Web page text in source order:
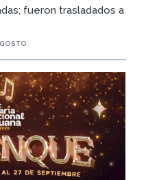
fueron trasladados a